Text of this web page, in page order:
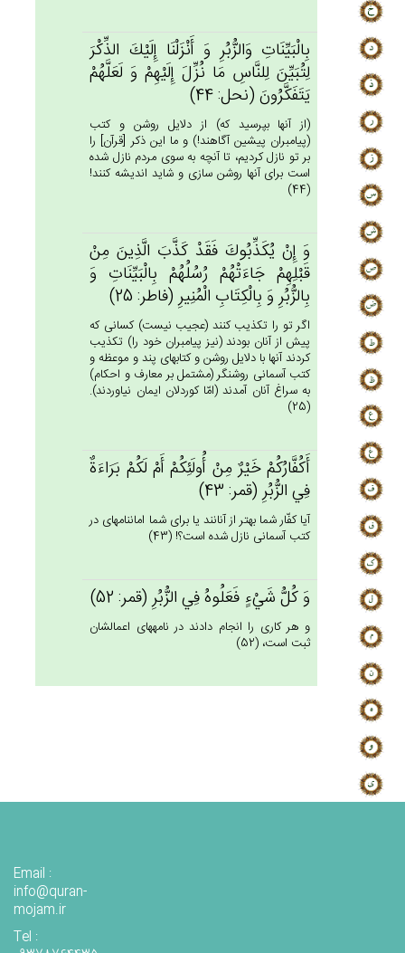
بِالْبَيِّنَات‌ِ وَالزُّبُرِ وَ أَنْزَلْنَا إِلَيْك‌َ الذِّكْرَ
لِتُبَيِّن‌َ لِلنَّاس‌ِ مَا نُزِّل‌َ إِلَيْهِم‌ْ وَ لَعَلَّهُم‌ْ
يَتَفَكَّرُون‌َ (نحل: 44)
(از آنها بپرسيد كه) از دلايل روشن و كتب
(پيامبران پيشين آگاهند!) و ما اين ذكر [قرآن‏] را
بر تو نازل كرديم، تا آنچه به سوى مردم نازل شده
است براى آنها روشن سازى و شايد انديشه كنند!
(44)
وَ إِنْ‌ يُكَذِّبُوك‌َ فَقَدْ كَذَّب‌َ الَّذِين‌َ مِنْ‌
قَبْلِهِم‌ْ جَاءَتْهُم‌ْ رُسُلُهُمْ‌ بِالْبَيِّنَات‌ِ وَ
بِالزُّبُرِ وَ بِالْكِتَاب‌ِ الْمُنِيرِ (فاطر: 25)
اگر تو را تكذيب كنند (عجيب نيست) كسانى كه
پيش از آنان بودند (نيز پيامبران خود را) تكذيب
كردند آنها با دلايل روشن و كتابهاى پند و موعظه و
كتب آسمانى روشنگر (مشتمل بر معارف و احكام)
به سراغ آنان آمدند (امّا كوردلان ايمان نياوردند).
(25)
أَكُفَّارُكُم‌ْ خَيْرٌ مِنْ‌ أُولَئِكُمْ‌ أَم‌ْ لَكُمْ‌ بَرَاءَة‌ٌ
فِي‌ الزُّبُرِ (قمر: 43)
آيا كفّار شما بهتر از آنانند يا براى شما امان‏نامه‏اى در
كتب آسمانى نازل شده است؟! (43)
وَ كُل‌ُّ شَي‌ْءٍ فَعَلُوه‌ُ فِي‌ الزُّبُرِ (قمر: 52)
و هر كارى را انجام دادند در نامه‏هاى اعمالشان
ثبت است، (52)
Email :
info@quran-
mojam.ir
Tel :